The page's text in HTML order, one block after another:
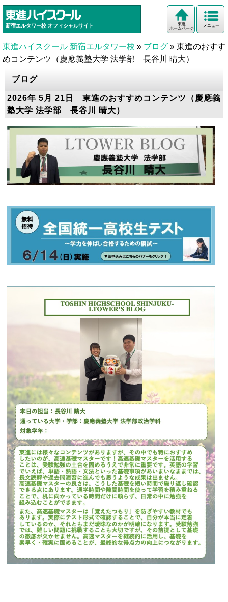
新宿エルタワー校 オフィシャルサイト メニュー
東進
ホームページ
東進ハイスクール 新宿エルタワー校 » ブログ » 東進のおすす
めコンテンツ（慶應義塾大学 法学部 長谷川 晴大）
ブログ
2026年 5月 21日 東進のおすすめコンテンツ（慶應義
塾大学 法学部 長谷川 晴大）